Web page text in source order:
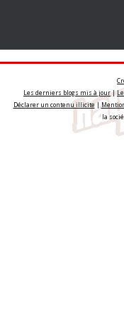
Les derniers blogs mis à jour|
Déclarer un contenu illicite|
la